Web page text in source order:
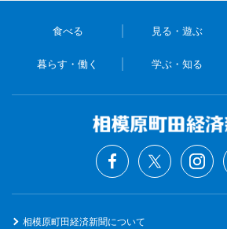
食べる 見る・遊ぶ
暮らす・働く 学ぶ・知る
相模原町田経済新聞について